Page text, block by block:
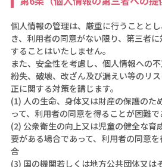
個人情報の管理は、厳重に行うことと
き、利用者の同意がない限り、第三者
することはいたしません。
また、安全性を考慮し、個人情報への
紛失、破壊、改ざん及び漏えい等のリ
正に関する対策を講じます。
(1) 人の生命、身体又は財産の保護のた
って、利用者の同意を得ることが困難
(2) 公衆衛生の向上又は児童の健全な育
要がある場合であって、利用者の同意
合
(3) 国の機関若しくは地方公共団体又は